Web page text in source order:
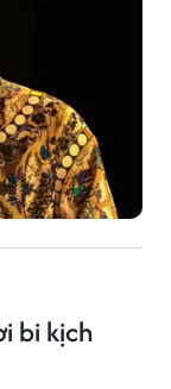
bi kịch